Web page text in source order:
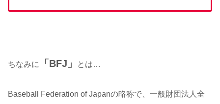
ちなみに 「BFJ」 とは…
Baseball Federation of Japanの略称で、一般財団法人全